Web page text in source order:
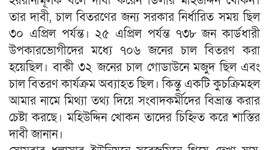
তার দাবী, চাল বিতরণের জন্য সরকার নির্ধারিত সময় ছিল
৩০ এপ্রিল পর্যন্ত। ২৫ এপ্রিল পর্যন্ত ৭৩৮ জন কার্ডধারী
উপকারভোগীদের মধ্যে ৭০৬ জনের চাল বিতরণ করা
হয়েছিল। বাকী ৩২ জনের চাল গোডাউনে মজুদ ছিল এবং
চাল বিতরণ কার্যক্রম অব্যাহত ছিল। কিন্তু একটি কুচক্রিমহল
আমার নামে মিথ্যা তথ্য দিয়ে সংবাদকর্মীদের বিভ্রান্ত করার
চেষ্টা করছে। মহিউদ্দিন খোকন তাদের চিহ্নিত করে শাস্তির
দাবী জানান।